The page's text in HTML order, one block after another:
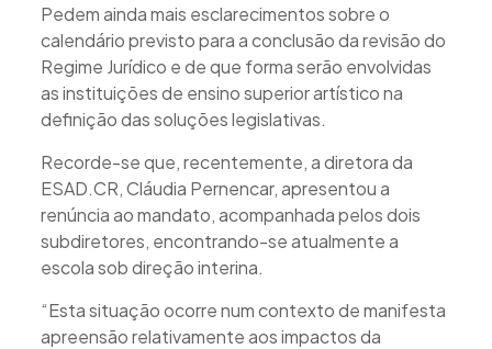
Pedem ainda mais esclarecimentos sobre o
calendário previsto para a conclusão da revisão do
Regime Jurídico e de que forma serão envolvidas
as instituições de ensino superior artístico na
definição das soluções legislativas.
Recorde-se que, recentemente, a diretora da
ESAD.CR, Cláudia Pernencar, apresentou a
renúncia ao mandato, acompanhada pelos dois
subdiretores, encontrando-se atualmente a
escola sob direção interina.
“Esta situação ocorre num contexto de manifesta
apreensão relativamente aos impactos da